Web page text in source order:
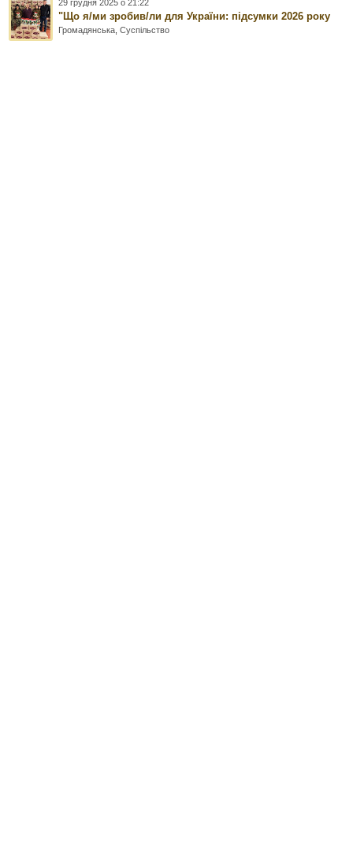
29 грудня 2025 о 21:22
"Що я/ми зробив/ли для України: підсумки 2026 року
Громадянська ,Суспільство